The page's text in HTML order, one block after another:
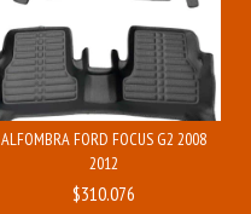
ALFOMBRA FORD FOCUS G2 2008
2012
$310.076